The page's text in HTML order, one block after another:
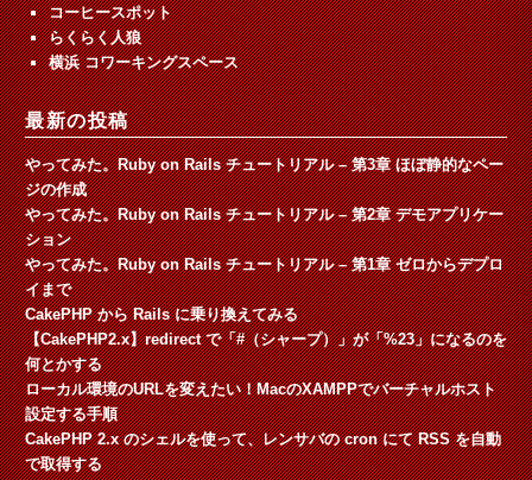
コーヒースポット
らくらく人狼
横浜 コワーキングスペース
最新の投稿
やってみた。Ruby on Rails チュートリアル – 第3章 ほぼ静的なペー
ジの作成
やってみた。Ruby on Rails チュートリアル – 第2章 デモアプリケー
ション
やってみた。Ruby on Rails チュートリアル – 第1章 ゼロからデプロ
イまで
CakePHP から Rails に乗り換えてみる
【CakePHP2.x】redirect で「#（シャープ）」が「%23」になるのを
何とかする
ローカル環境のURLを変えたい！MacのXAMPPでバーチャルホスト
設定する手順
CakePHP 2.x のシェルを使って、レンサバの cron にて RSS を自動
で取得する